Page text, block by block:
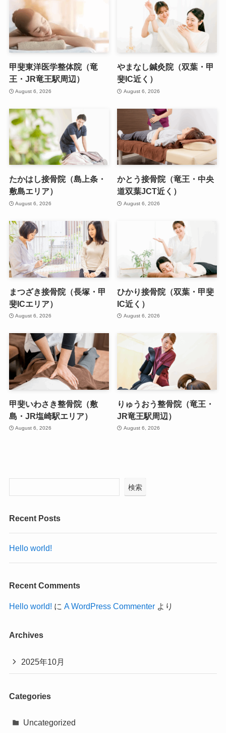
甲斐東洋医学整体院（竜
王・JR竜王駅周辺）
August 6, 2026
やまなし鍼灸院（双葉・甲
斐IC近く）
August 6, 2026
たかはし接骨院（島上条・
敷島エリア）
August 6, 2026
かとう接骨院（竜王・中央
道双葉JCT近く）
August 6, 2026
まつざき接骨院（長塚・甲
斐ICエリア）
August 6, 2026
ひかり接骨院（双葉・甲斐
IC近く）
August 6, 2026
甲斐いわさき整骨院（敷
島・JR塩崎駅エリア）
August 6, 2026
りゅうおう整骨院（竜王・
JR竜王駅周辺）
August 6, 2026
検索
Recent Posts
Hello world!
Recent Comments
Hello world! に A WordPress Commenterより
Archives
2025年10月
Categories
Uncategorized